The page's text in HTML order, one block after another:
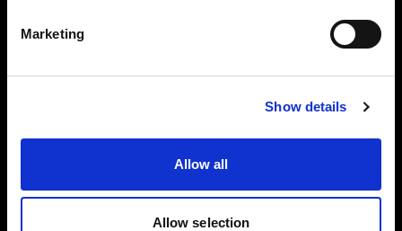
Marketing
Show details
Allow all
Allow selection
Puoi anche collegare le tue luci Profoto AirX e
impostazioni fino a trovare la luce giusta.